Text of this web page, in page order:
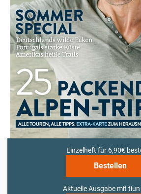
Einzelheft für 6,90€
Bestellen
Aktuelle Ausgabe mit tiun